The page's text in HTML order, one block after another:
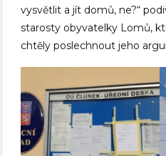
vysvětlit a jít domů, ne?“
starosty obyvatelky Lomů,
chtěly poslechnout jeho